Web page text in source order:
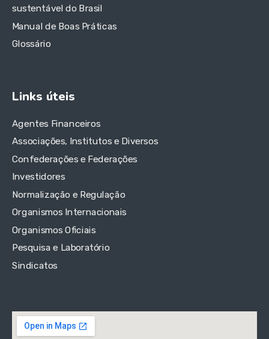
sustentável do Brasil
Manual de Boas Práticas
Glossário
Links úteis
Agentes Financeiros
Associações, Institutos e Diversos
Confederações e Federações
Investidores
Normalização e Regulação
Organismos Internacionais
Organismos Oficiais
Pesquisa e Laboratório
Sindicatos